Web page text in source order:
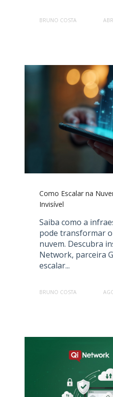
BRUNO COSTA
Como Escalar na
Invisível
Saiba como a
pode transformar
nuvem. Descubra
Network, parceira
escalar...
BRUNO COSTA